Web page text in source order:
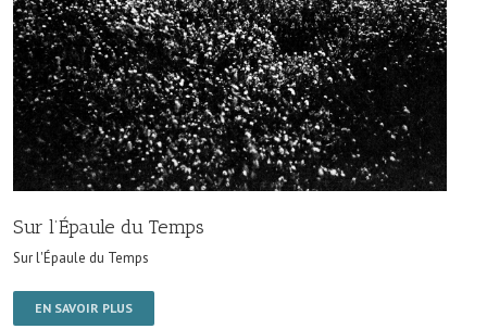
Sur l’Épaule du Temps
Sur l'Épaule du Temps
EN SAVOIR PLUS